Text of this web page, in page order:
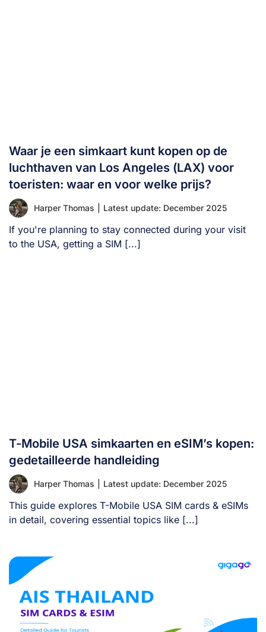
Waar je een simkaart kunt kopen op de
luchthaven van Los Angeles (LAX) voor
toeristen: waar en voor welke prijs?
Harper Thomas Latest update: December 2025
If you're planning to stay connected during your visit
to the USA, getting a SIM [...]
T-Mobile USA simkaarten en eSIM’s kopen:
gedetailleerde handleiding
Harper Thomas Latest update: December 2025
This guide explores T-Mobile USA SIM cards & eSIMs
in detail, covering essential topics like [...]